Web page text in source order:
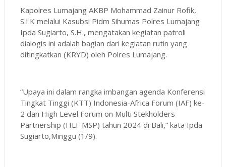
Kapolres Lumajang AKBP Mohammad Zainur Rofik,
S.I.K melalui Kasubsi Pidm Sihumas Polres Lumajang
Ipda Sugiarto, S.H., mengatakan kegiatan patroli
dialogis ini adalah bagian dari kegiatan rutin yang
ditingkatkan (KRYD) oleh Polres Lumajang.
“Upaya ini dalam rangka imbangan agenda Konferensi
Tingkat Tinggi (KTT) Indonesia-Africa Forum (IAF) ke-
2 dan High Level Forum on Multi Stekholders
Partnership (HLF MSP) tahun 2024 di Bali,” kata Ipda
Sugiarto,Minggu (1/9).